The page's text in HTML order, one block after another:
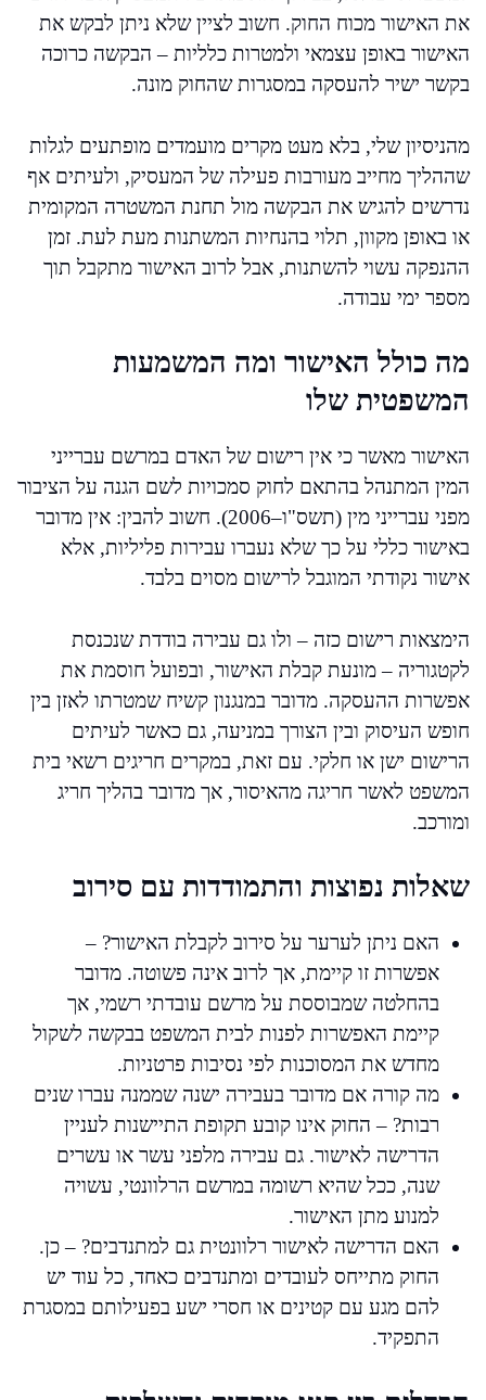
את האישור מכוח החוק. חשוב לציין שלא ניתן לבקש את
האישור באופן עצמאי ולמטרות כלליות – הבקשה כרוכה
בקשר ישיר להעסקה במסגרות שהחוק מונה.
מהניסיון שלי, בלא מעט מקרים מועמדים מופתעים לגלות
שההליך מחייב מעורבות פעילה של המעסיק, ולעיתים אף
נדרשים להגיש את הבקשה מול תחנת המשטרה המקומית
או באופן מקוון, תלוי בהנחיות המשתנות מעת לעת. זמן
ההנפקה עשוי להשתנות, אבל לרוב האישור מתקבל תוך
מספר ימי עבודה.
מה כולל האישור ומה המשמעות
המשפטית שלו
האישור מאשר כי אין רישום של האדם במרשם עברייני
המין המתנהל בהתאם לחוק סמכויות לשם הגנה על הציבור
מפני עברייני מין (תשס"ו–2006). חשוב להבין: אין מדובר
באישור כללי על כך שלא נעברו עבירות פליליות, אלא
אישור נקודתי המוגבל לרישום מסוים בלבד.
הימצאות רישום כזה – ולו גם עבירה בודדת שנכנסת
לקטגוריה – מונעת קבלת האישור, ובפועל חוסמת את
אפשרות ההעסקה. מדובר במנגנון קשיח שמטרתו לאזן בין
חופש העיסוק ובין הצורך במניעה, גם כאשר לעיתים
הרישום ישן או חלקי. עם זאת, במקרים חריגים רשאי בית
המשפט לאשר חריגה מהאיסור, אך מדובר בהליך חריג
ומורכב.
שאלות נפוצות והתמודדות עם סירוב
האם ניתן לערער על סירוב לקבלת האישור? –
אפשרות זו קיימת, אך לרוב אינה פשוטה. מדובר
בהחלטה שמבוססת על מרשם עובדתי רשמי, אך
קיימת האפשרות לפנות לבית המשפט בבקשה לשקול
מחדש את המסוכנות לפי נסיבות פרטניות.
מה קורה אם מדובר בעבירה ישנה שממנה עברו שנים
רבות? – החוק אינו קובע תקופת התיישנות לעניין
הדרישה לאישור. גם עבירה מלפני עשר או עשרים
שנה, ככל שהיא רשומה במרשם הרלוונטי, עשויה
למנוע מתן האישור.
האם הדרישה לאישור רלוונטית גם למתנדבים? – כן.
החוק מתייחס לעובדים ומתנדבים כאחד, כל עוד יש
להם מגע עם קטינים או חסרי ישע בפעילותם במסגרת
התפקיד.